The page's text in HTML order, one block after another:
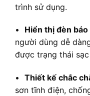
trình sử dụng.
• Hiển thị đèn
người dùng dễ
được trạng thái
• Thiết kế chắc
sơn tĩnh điện,